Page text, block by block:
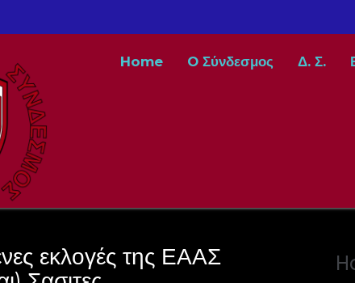
Home O Σύνδεσμος Δ. Σ.
εκλογές της ΕΑΑΣ